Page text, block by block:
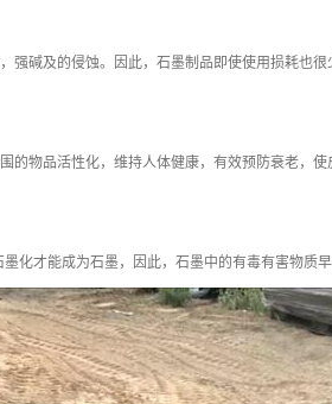
强碱及的侵蚀。因此，石墨制品即使使用损耗也很
的物品活性化，维持人体健康，有效预防衰老，使
化才能成为石墨，因此，石墨中的有毒有害物质